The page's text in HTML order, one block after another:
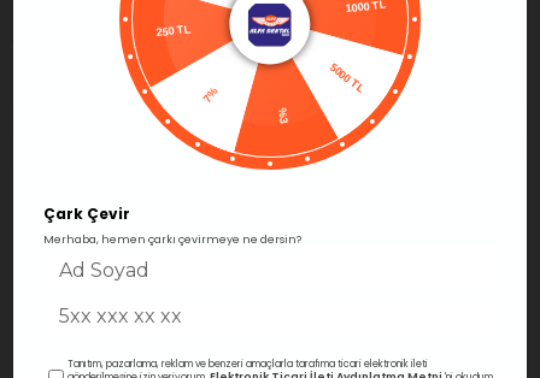
Aletler Konservatif & Resto
Filtreleme
Sıralama
1000 TL
5000 TL
%3
7%
Çark Çevir
Merhaba, hemen çarkı çevirmeye ne dersin?
Tanıtım, pazarlama, reklam ve benzeri amaçlarla tarafıma ticari elektronik ileti